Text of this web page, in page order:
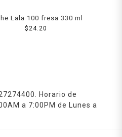
Lala 100 fresa 330 ml
$ 24.20
Horario de
a 7:00PM de Lunes a